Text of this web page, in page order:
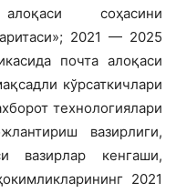
соҳасини
2021 — 2025
почта алоқаси
кўрсаткичлари
технологиялари
вазирлиги,
вазирлар кенгаши,
2021